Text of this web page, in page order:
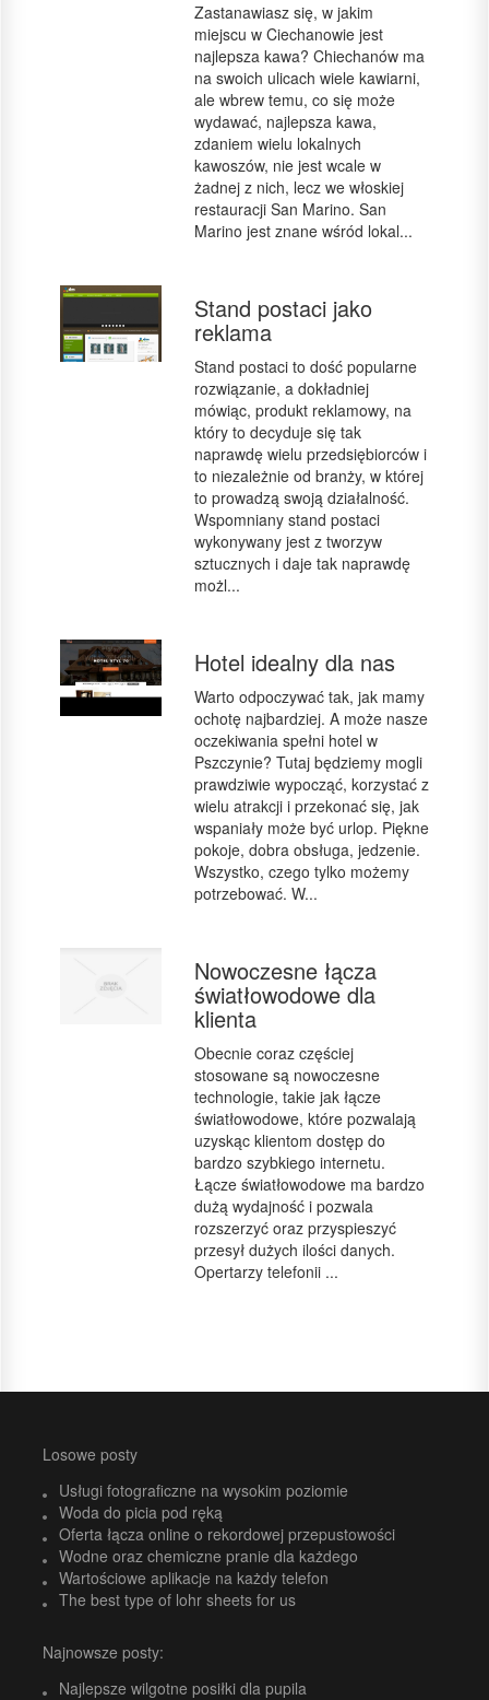
Zastanawiasz się, w jakim
miejscu w Ciechanowie jest
najlepsza kawa? Chiechanów ma
na swoich ulicach wiele kawiarni,
ale wbrew temu, co się może
wydawać, najlepsza kawa,
zdaniem wielu lokalnych
kawoszów, nie jest wcale w
żadnej z nich, lecz we włoskiej
restauracji San Marino. San
Marino jest znane wśród lokal...
Stand postaci jako
reklama
Stand postaci to dość popularne
rozwiązanie, a dokładniej
mówiąc, produkt reklamowy, na
który to decyduje się tak
naprawdę wielu przedsiębiorców i
to niezależnie od branży, w której
to prowadzą swoją działalność.
Wspomniany stand postaci
wykonywany jest z tworzyw
sztucznych i daje tak naprawdę
możl...
Hotel idealny dla nas
Warto odpoczywać tak, jak mamy
ochotę najbardziej. A może nasze
oczekiwania spełni hotel w
Pszczynie? Tutaj będziemy mogli
prawdziwie wypocząć, korzystać z
wielu atrakcji i przekonać się, jak
wspaniały może być urlop. Piękne
pokoje, dobra obsługa, jedzenie.
Wszystko, czego tylko możemy
potrzebować. W...
Nowoczesne łącza
światłowodowe dla
klienta
Obecnie coraz częściej
stosowane są nowoczesne
technologie, takie jak łącze
światłowodowe, które pozwalają
uzyskąc klientom dostęp do
bardzo szybkiego internetu.
Łącze światłowodowe ma bardzo
dużą wydajność i pozwala
rozszerzyć oraz przyspieszyć
przesył dużych ilości danych.
Opertarzy telefonii ...
Losowe posty
Usługi fotograficzne na wysokim poziomie
Woda do picia pod ręką
Oferta łącza online o rekordowej przepustowości
Wodne oraz chemiczne pranie dla każdego
Wartościowe aplikacje na każdy telefon
The best type of lohr sheets for us
Najnowsze posty:
Najlepsze wilgotne posiłki dla pupila